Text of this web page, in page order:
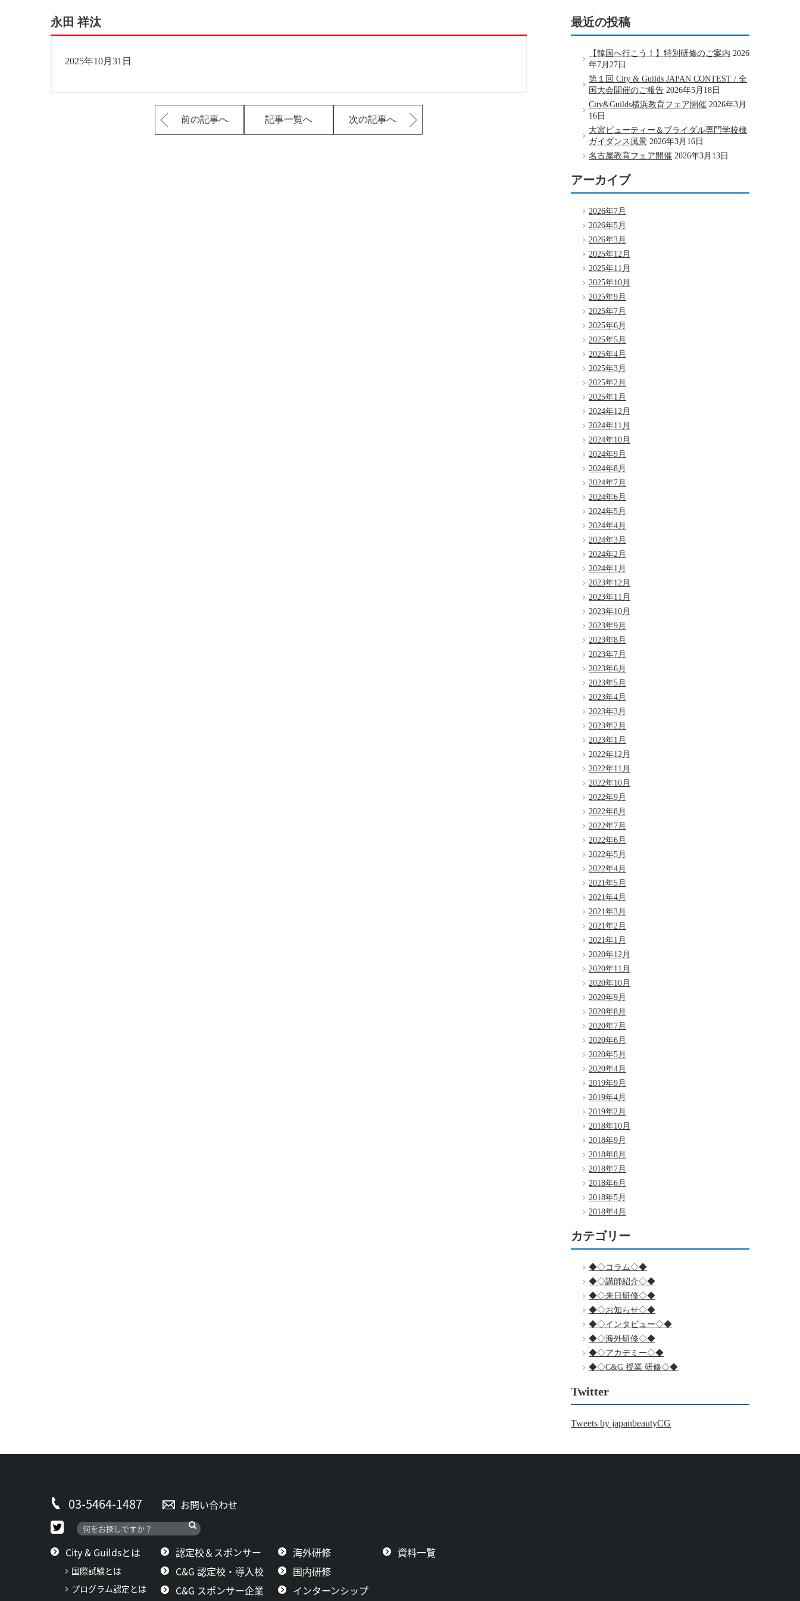
永田 祥汰
2025年10月31日
前の記事へ 記事一覧へ 次の記事へ
最近の投稿
【韓国へ行こう！】特別研修のご案内 2026
年7月27日
第１回 City & Guilds JAPAN CONTEST / 全
国大会開催のご報告 2026年5月18日
City&Guilds横浜教育フェア開催 2026年3月
16日
大宮ビューティー＆ブライダル専門学校様
ガイダンス風景 2026年3月16日
名古屋教育フェア開催 2026年3月13日
アーカイブ
2026年7月
2026年5月
2026年3月
2025年12月
2025年11月
2025年10月
2025年9月
2025年7月
2025年6月
2025年5月
2025年4月
2025年3月
2025年2月
2025年1月
2024年12月
2024年11月
2024年10月
2024年9月
2024年8月
2024年7月
2024年6月
2024年5月
2024年4月
2024年3月
2024年2月
2024年1月
2023年12月
2023年11月
2023年10月
2023年9月
2023年8月
2023年7月
2023年6月
2023年5月
2023年4月
2023年3月
2023年2月
2023年1月
2022年12月
2022年11月
2022年10月
2022年9月
2022年8月
2022年7月
2022年6月
2022年5月
2022年4月
2021年5月
2021年4月
2021年3月
2021年2月
2021年1月
2020年12月
2020年11月
2020年10月
2020年9月
2020年8月
2020年7月
2020年6月
2020年5月
2020年4月
2019年9月
2019年4月
2019年2月
2018年10月
2018年9月
2018年8月
2018年7月
2018年6月
2018年5月
2018年4月
カテゴリー
◆◇コラム◇◆
◆◇講師紹介◇◆
◆◇来日研修◇◆
◆◇お知らせ◇◆
◆◇インタビュー◇◆
◆◇海外研修◇◆
◆◇アカデミー◇◆
◆◇C&G 授業 研修◇◆
Twitter
Tweets by japanbeautyCG
03-5464-1487 お問い合わせ
City & Guildsとは
国際試験とは
プログラム認定とは
認定校＆スポンサー
C&G 認定校・導入校
C&G スポンサー企業
海外研修
国内研修
インターンシップ
資料一覧